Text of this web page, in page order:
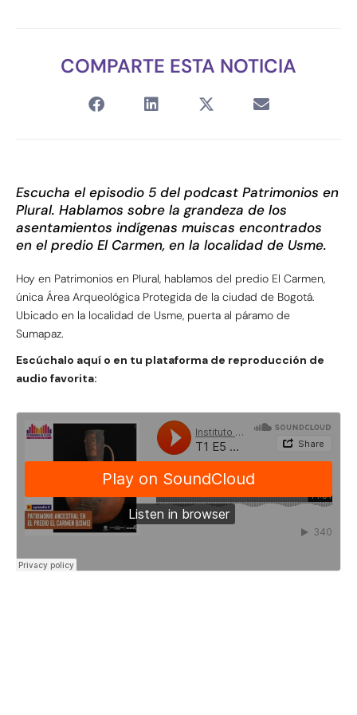
COMPARTE ESTA NOTICIA
Escucha el episodio 5 del podcast Patrimonios en
Plural. Hablamos sobre la grandeza de los
asentamientos indígenas muiscas encontrados
en el predio El Carmen, en la localidad de Usme.
Hoy en Patrimonios en Plural, hablamos del predio El Carmen,
única Área Arqueológica Protegida de la ciudad de Bogotá.
Ubicado en la localidad de Usme, puerta al páramo de
Sumapaz.
Escúchalo aquí o en tu plataforma de reproducción de
audio favorita: